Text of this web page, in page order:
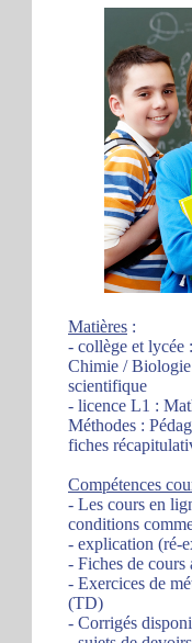
Matières :
- collège et lycée
Chimie /
scientifique
- licence L1 :
Méthodes :
fiches
Compétences
- Les cours en
conditions
- explication (ré-
- Fiches de
- Exercices de
(TD)
- Corrigés